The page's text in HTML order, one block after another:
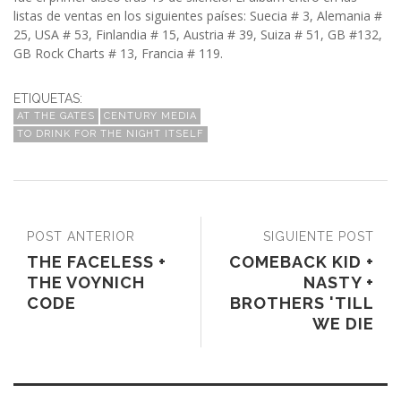
listas de ventas en los siguientes países: Suecia # 3, Alemania #
25, USA # 53, Finlandia # 15, Austria # 39, Suiza # 51, GB #132,
GB Rock Charts # 13, Francia # 119.
ETIQUETAS:
AT THE GATES
CENTURY MEDIA
TO DRINK FOR THE NIGHT ITSELF
SIGUIENTE POST
COMEBACK KID +
NASTY +
BROTHERS 'TILL
WE DIE
POST ANTERIOR
THE FACELESS +
THE VOYNICH
CODE